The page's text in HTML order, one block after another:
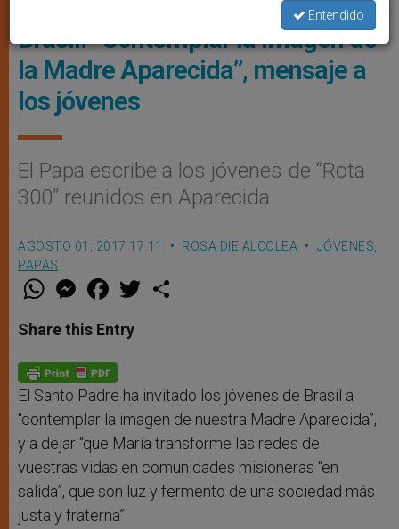
Brasil: “Contemplar la imagen de
la Madre Aparecida”, mensaje a
los jóvenes
El Papa escribe a los jóvenes de “Rota
300” reunidos en Aparecida
AGOSTO 01, 2017 17:11 ROSA DIE ALCOLEA JÓVENES
PAPAS
W
t
s
p
p
M
e
s
e
g
e
r
F
a
e
b
o
k
w
Share this Entry
El Santo Padre ha invitado los jóvenes de Brasil a
“contemplar la imagen de nuestra Madre Aparecida”,
y a dejar “que María transforme las redes de
vuestras vidas en comunidades misioneras “en
salida”, que son luz y fermento de una sociedad más
justa y fraterna”.
Entendido